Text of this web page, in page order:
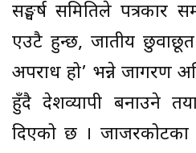
सङ्घर्ष समितिले पत्रकार
एउटै हुन्छ, जातीय
अपराध हो’ भन्ने जागरण
हुँदै देशव्यापी बनाउने
दिएको छ । जाजरकोटका